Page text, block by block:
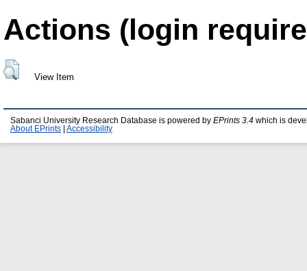
Actions (login
View Item
Sabanci University Research Database is powered by EPrints 3.4 which is
About EPrints
Accessibility